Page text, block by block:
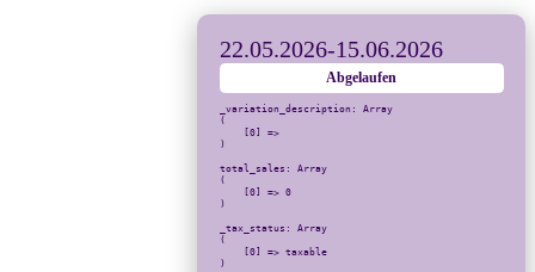
22.05.2026-15.06.2026
Abgelaufen
_variation_description: Array
(
    [0] =>
)
total_sales: Array
(
    [0] => 0
)
_tax_status: Array
(
    [0] => taxable
)